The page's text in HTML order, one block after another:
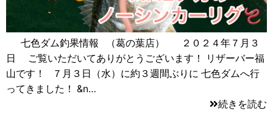
七色ダム釣果情報 （葛の葉店） ２０２４年７月３
日 ご覧いただいてありがとうございます！ リザーバー福
山です！ ７月３日（水）に約３週間ぶりに 七色ダムへ行
ってきました！ &n…
続きを読む